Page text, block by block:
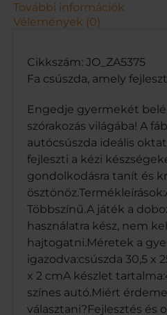
További információk
Vélemények (0)
Cikkszám: JO_ZA5375
Fa csúszda, amely
Engedje gyermekét
szórakozás világába! A
autócsúszda ideális
fejleszti a kézi
gondolkodásra tanít és
Többszínű.A játék a
használatra kész, nem
hajtogatni.Méretek a
igazodva:csúszda 30,5 x
x 2 cmA készlet
színes autó.Miért
választani?Fejlesztés és